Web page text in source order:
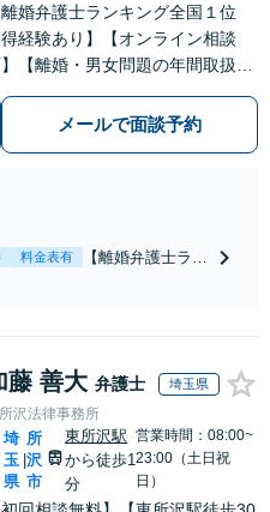
離婚弁護士ランキング全国１位
経験あり】【オンライン相談
【離婚・男女問題の年間取扱件
寝入りしたくないという方は是非
相談ください。
メールで面談予約
料金表有
【離婚弁護士ラン
円】【離婚・不倫
問題に特化／実績
多数】財産分与、
慰謝料、養育費等
で金銭的に満足で
藤 善大 弁護士 埼玉県
沢法律事務所
埼
玉
県
|
所
沢
市
東所沢駅
から徒歩1
分
営業時間：08:00~
23:00（土日祝
日）